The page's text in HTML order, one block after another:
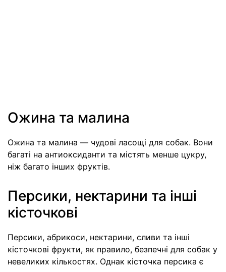
Ожина та малина
Ожина та малина — чудові ласощі для собак. Вони
багаті на антиоксиданти та містять менше цукру,
ніж багато інших фруктів.
Персики, нектарини та інші
кісточкові
Персики, абрикоси, нектарини, сливи та інші
кісточкові фрукти, як правило, безпечні для собак у
невеликих кількостях. Однак кісточка персика є